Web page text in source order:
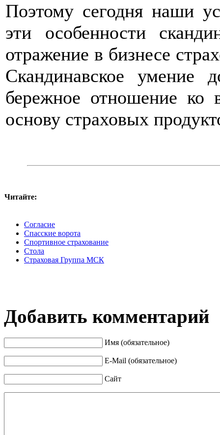
Поэтому сегодня наши
эти особенности
отражение в бизнесе
Скандинавское умение
бережное отношение ко
основу страховых
Читайте:
Согласие
Спасские ворота
Спортивное страхование
Стола
Страховая Группа МСК
Добавить комментарий
Имя (обязательное)
E-Mail (обязательное)
Сайт